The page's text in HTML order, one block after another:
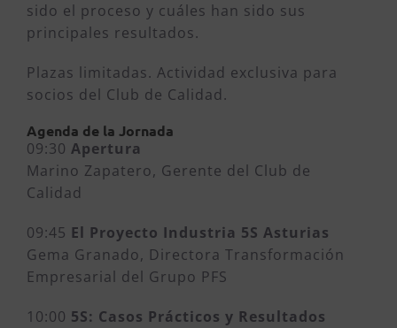
sido el proceso y cuáles han sido sus
principales resultados.
Plazas limitadas. Actividad exclusiva para
socios del Club de Calidad.
Agenda de la Jornada
09:30 Apertura
Marino Zapatero, Gerente del Club de
Calidad
09:45 El Proyecto Industria 5S Asturias
Gema Granado, Directora Transformación
Empresarial del Grupo PFS
10:00 5S: Casos Prácticos y Resultados